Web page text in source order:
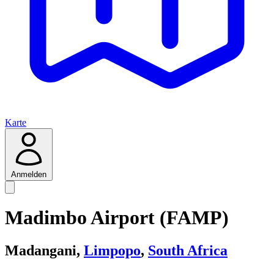
Karte
Anmelden
Madimbo Airport (FAMP)
Madangani, Limpopo, South Africa